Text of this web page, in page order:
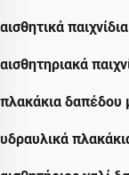
αισθητικά παιχνίδια
αισθητηριακά
πλακάκια δαπέδου
υδραυλικά